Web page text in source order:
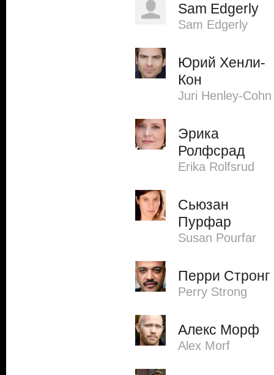
Sam Edgerly
Sam Edgerly
Юрий Хенли-
Кон
Juri Henley-Cohn
Эрика
Ролфсрад
Erika Rolfsrud
Сьюзан
Пурфар
Susan Pourfar
Перри Стронг
Perry Strong
Алекс Морф
Alex Morf